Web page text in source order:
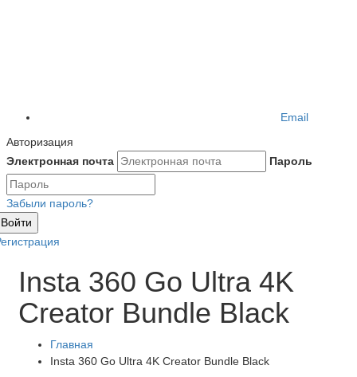
Email
Авторизация
Электронная почта
Пароль
Забыли пароль?
Войти
Insta 360 Go Ultra 4K
Creator Bundle Black
Главная
Insta 360 Go Ultra 4K Creator Bundle Black